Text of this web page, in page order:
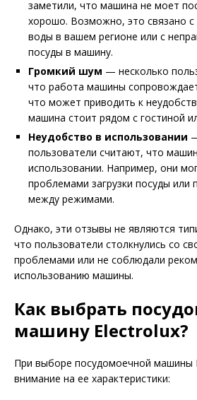
заметили, что машина не моет
хорошо. Возможно, это связано с
воды в вашем регионе или с
посуды в машину.
Громкий шум — несколько
что работа машины
что может приводить к
машина стоит рядом с гостиной
Неудобство в использовании
пользователи считают, что
использовании. Например, они
проблемами загрузки посуды или
между режимами.
Однако, эти отзывы не являются
что пользователи столкнулись со
проблемами или не соблюдали
использованию машины.
Как выбрать
машину Electrolux?
При выборе посудомоечной машины
внимание на ее характеристики: